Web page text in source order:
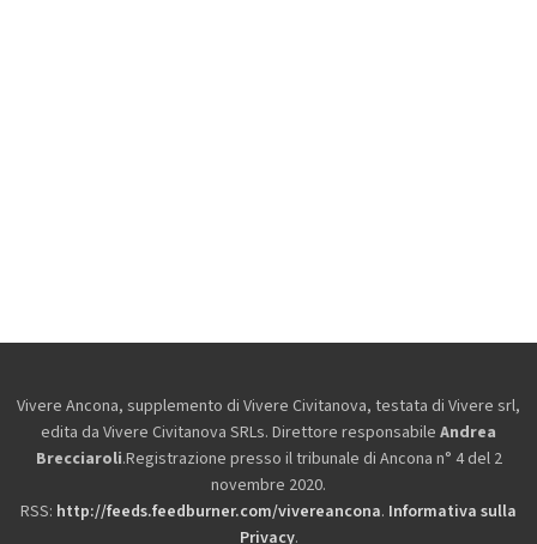
Vivere Ancona, supplemento di Vivere Civitanova, testata di Vivere srl,
edita da Vivere Civitanova SRLs. Direttore responsabile Andrea
Brecciaroli.Registrazione presso il tribunale di Ancona n° 4 del 2
novembre 2020.
RSS: http://feeds.feedburner.com/vivereancona. Informativa sulla
Privacy.